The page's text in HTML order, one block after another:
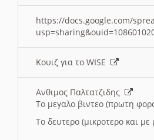
https://docs.google.com/
Κουιζ για το WISE
Ανθιμος Παλτατζιδης
Το μεγαλο βιντεο (πρωτη
Το δευτερο (μικροτερο και